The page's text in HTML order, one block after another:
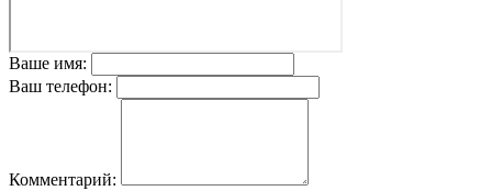
Ваше имя:
Ваш телефон:
Комментарий: